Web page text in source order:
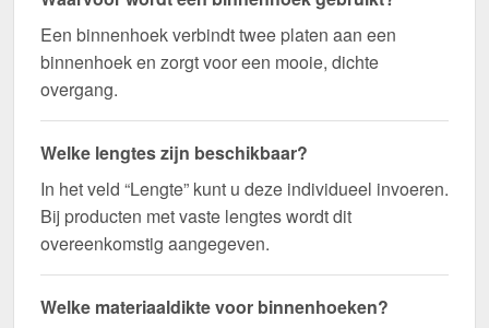
nu en profiteer van een snelle levering!
Wegens maatwerk / customisatie van herroepingsrecht uitgezonderd
Een binnenhoek verbindt twee platen aan een
binnenhoek en zorgt voor een mooie, dichte
overgang.
Welke lengtes zijn beschikbaar?
In het veld “Lengte” kunt u deze individueel invoeren.
Bij producten met vaste lengtes wordt dit
overeenkomstig aangegeven.
Welke materiaaldikte voor binnenhoeken?